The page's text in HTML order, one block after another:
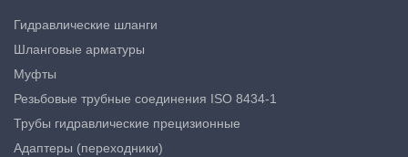
Гидравлические шланги
Шланговые арматуры
Муфты
Резьбовые трубные соединения ISO 8434-1
Трубы гидравлические прецизионные
Адаптеры (переходники)